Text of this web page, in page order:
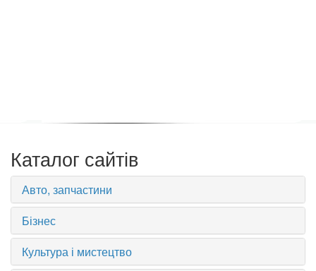
Каталог сайтів
Авто, запчастини
Бізнес
Культура і мистецтво